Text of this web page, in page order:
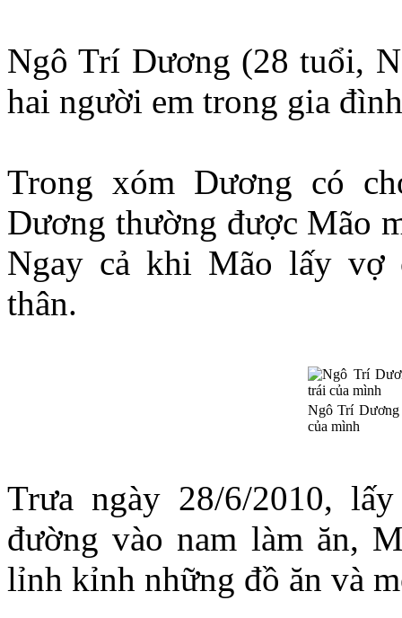
Ngô Trí Dương (28 tuổi,
hai người em trong gia
Trong xóm Dương có
Dương thường được Mão
Ngay cả khi Mão lấy vợ
thân.
Ngô Trí Dương
của mình
Trưa ngày 28/6/2010,
đường vào nam làm ăn,
lỉnh kỉnh những đồ ăn và